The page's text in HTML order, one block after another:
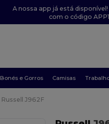
A nossa app já está
com o código
Bonés e Gorros Camisas
Russell J962F